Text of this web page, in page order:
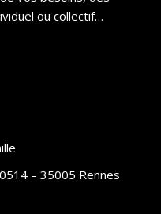
ou collectif…
– 35005 Rennes